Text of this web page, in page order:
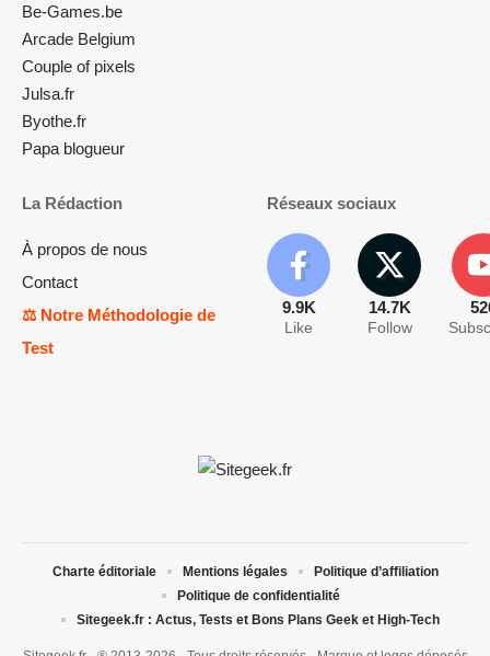
Be-Games.be
Arcade Belgium
Couple of pixels
Julsa.fr
Byothe.fr
Papa blogueur
La Rédaction
À propos de nous
Contact
⚖️ Notre Méthodologie de
Test
Réseaux sociaux
9.9K
Like
14.7K
Follow
Charte éditoriale Mentions légales
Politique d’affiliation
Politique de confidentialité
Sitegeek.fr : Actus, Tests et Bons Plans Geek et High-Tech